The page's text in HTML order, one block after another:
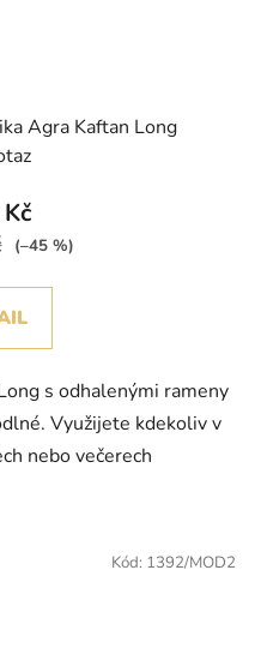
Agra Kaftan Long
(–45 %)
s odhalenými rameny
Využijete kdekoliv v
nebo večerech
Kód: 1392/MOD2